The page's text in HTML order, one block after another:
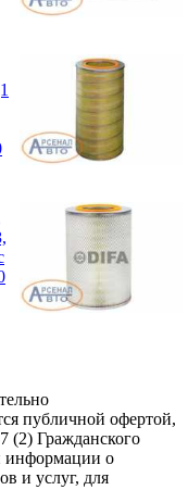
публичной офертой,
(2) Гражданского
информации о
и услуг, для